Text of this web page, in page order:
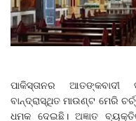
ପାକିସ୍ତାନର ଆତଙ୍କବାଦୀ
ବାନ୍ଦ୍ରାସ୍ଥିତ ମାଉଣ୍ଟ ମେରି
ଧମକ ଦେଇଛି। ଅଜ୍ଞାତ